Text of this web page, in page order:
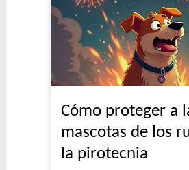
Cómo proteger a
mascotas de los
la pirotecnia